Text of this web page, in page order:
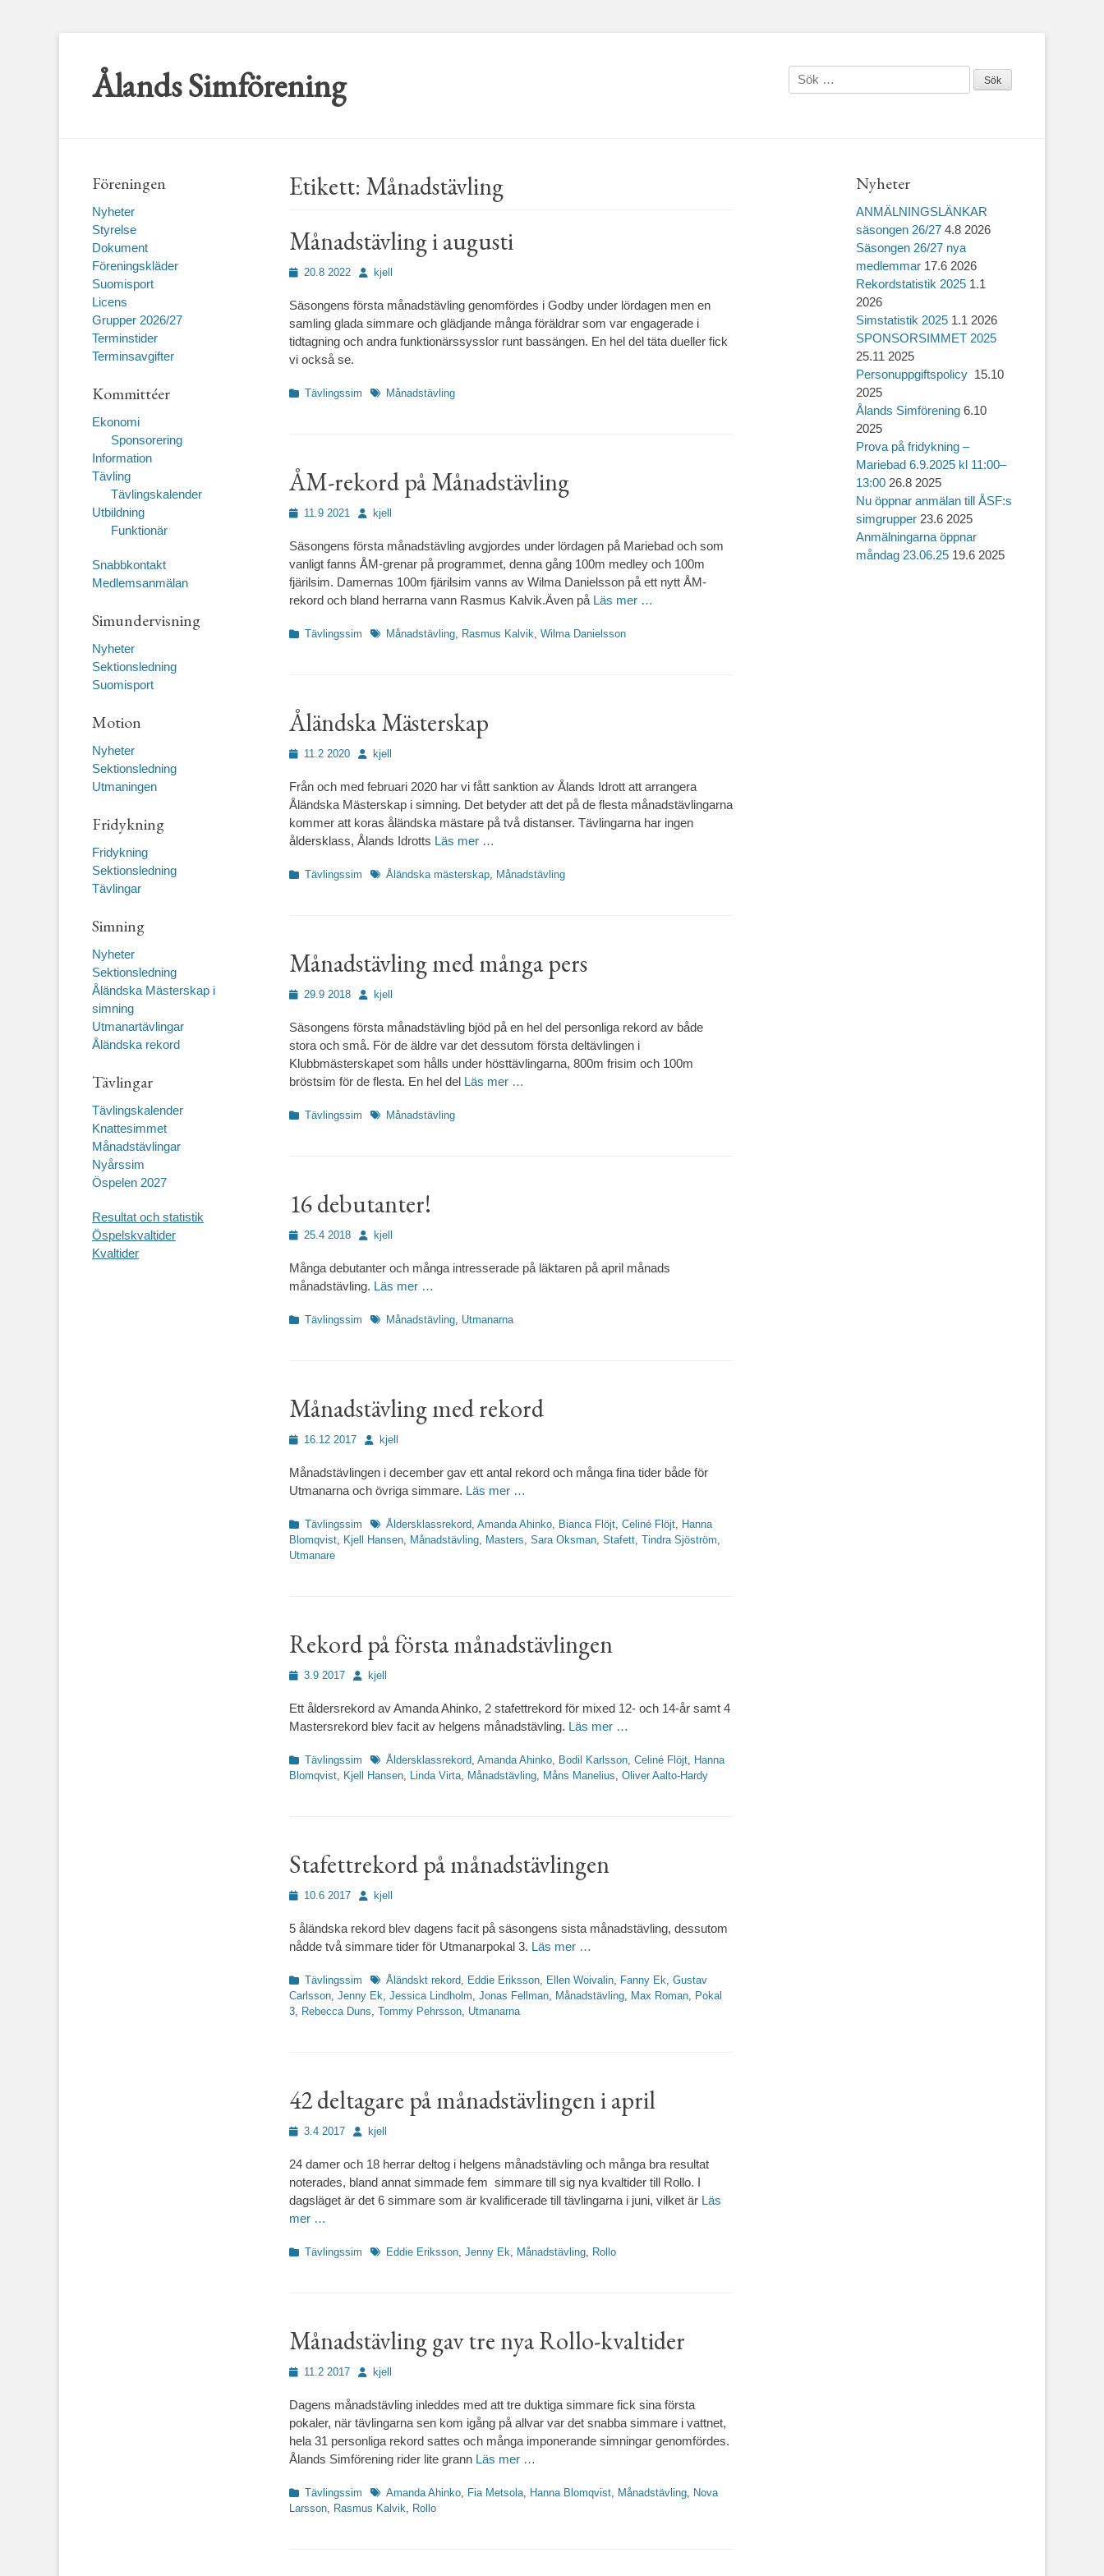
Ålands Simförening
Sök
efter:
Etikett: Månadstävling
Månadstävling i augusti
Publicerad
20.8 2022 Författare
kjell
Säsongens första månadstävling genomfördes i Godby under lördagen men en
samling glada simmare och glädjande många föräldrar som var engagerade i
tidtagning och andra funktionärssysslor runt bassängen. En hel del täta dueller fick
vi också se.
Kategorier
Tävlingssim Etiketter
Månadstävling
ÅM-rekord på Månadstävling
Publicerad
11.9 2021 Författare
kjell
Säsongens första månadstävling avgjordes under lördagen på Mariebad och som
vanligt fanns ÅM-grenar på programmet, denna gång 100m medley och 100m
fjärilsim. Damernas 100m fjärilsim vanns av Wilma Danielsson på ett nytt ÅM-
rekord och bland herrarna vann Rasmus Kalvik.Även på Läs mer …
Kategorier
Tävlingssim Etiketter
Månadstävling, Rasmus Kalvik, Wilma Danielsson
Åländska Mästerskap
Publicerad
11.2 2020 Författare
kjell
Från och med februari 2020 har vi fått sanktion av Ålands Idrott att arrangera
Åländska Mästerskap i simning. Det betyder att det på de flesta månadstävlingarna
kommer att koras åländska mästare på två distanser. Tävlingarna har ingen
åldersklass, Ålands Idrotts Läs mer …
Kategorier
Tävlingssim Etiketter
Åländska mästerskap, Månadstävling
Månadstävling med många pers
Publicerad
29.9 2018 Författare
kjell
Säsongens första månadstävling bjöd på en hel del personliga rekord av både
stora och små. För de äldre var det dessutom första deltävlingen i
Klubbmästerskapet som hålls under hösttävlingarna, 800m frisim och 100m
bröstsim för de flesta. En hel del Läs mer …
Kategorier
Tävlingssim Etiketter
Månadstävling
16 debutanter!
Publicerad
25.4 2018 Författare
kjell
Många debutanter och många intresserade på läktaren på april månads
månadstävling. Läs mer …
Kategorier
Tävlingssim Etiketter
Månadstävling, Utmanarna
Månadstävling med rekord
Publicerad
16.12 2017 Författare
kjell
Månadstävlingen i december gav ett antal rekord och många fina tider både för
Utmanarna och övriga simmare. Läs mer …
Kategorier
Tävlingssim Etiketter
Åldersklassrekord, Amanda Ahinko, Bianca Flöjt, Celiné Flöjt, Hanna
Blomqvist, Kjell Hansen, Månadstävling, Masters, Sara Oksman, Stafett, Tindra Sjöström,
Utmanare
Rekord på första månadstävlingen
Publicerad
3.9 2017 Författare
kjell
Ett åldersrekord av Amanda Ahinko, 2 stafettrekord för mixed 12- och 14-år samt 4
Mastersrekord blev facit av helgens månadstävling. Läs mer …
Kategorier
Tävlingssim Etiketter
Åldersklassrekord, Amanda Ahinko, Bodil Karlsson, Celiné Flöjt, Hanna
Blomqvist, Kjell Hansen, Linda Virta, Månadstävling, Måns Manelius, Oliver Aalto-Hardy
Stafettrekord på månadstävlingen
Publicerad
10.6 2017 Författare
kjell
5 åländska rekord blev dagens facit på säsongens sista månadstävling, dessutom
nådde två simmare tider för Utmanarpokal 3. Läs mer …
Kategorier
Tävlingssim Etiketter
Åländskt rekord, Eddie Eriksson, Ellen Woivalin, Fanny Ek, Gustav
Carlsson, Jenny Ek, Jessica Lindholm, Jonas Fellman, Månadstävling, Max Roman, Pokal
3, Rebecca Duns, Tommy Pehrsson, Utmanarna
42 deltagare på månadstävlingen i april
Publicerad
3.4 2017 Författare
kjell
24 damer och 18 herrar deltog i helgens månadstävling och många bra resultat
noterades, bland annat simmade fem simmare till sig nya kvaltider till Rollo. I
dagsläget är det 6 simmare som är kvalificerade till tävlingarna i juni, vilket är Läs
mer …
Kategorier
Tävlingssim Etiketter
Eddie Eriksson, Jenny Ek, Månadstävling, Rollo
Månadstävling gav tre nya Rollo-kvaltider
Publicerad
11.2 2017 Författare
kjell
Dagens månadstävling inleddes med att tre duktiga simmare fick sina första
pokaler, när tävlingarna sen kom igång på allvar var det snabba simmare i vattnet,
hela 31 personliga rekord sattes och många imponerande simningar genomfördes.
Ålands Simförening rider lite grann Läs mer …
Kategorier
Tävlingssim Etiketter
Amanda Ahinko, Fia Metsola, Hanna Blomqvist, Månadstävling, Nova
Larsson, Rasmus Kalvik, Rollo
Nyheter
ANMÄLNINGSLÄNKAR
säsongen 26/27 4.8 2026
Säsongen 26/27 nya
medlemmar 17.6 2026
Rekordstatistik 2025 1.1
2026
Simstatistik 2025 1.1 2026
SPONSORSIMMET 2025
25.11 2025
Personuppgiftspolicy 15.10
2025
Ålands Simförening 6.10
2025
Prova på fridykning –
Mariebad 6.9.2025 kl 11:00–
13:00 26.8 2025
Nu öppnar anmälan till ÅSF:s
simgrupper 23.6 2025
Anmälningarna öppnar
måndag 23.06.25 19.6 2025
Föreningen
Nyheter
Styrelse
Dokument
Föreningskläder
Suomisport
Licens
Grupper 2026/27
Terminstider
Terminsavgifter
Kommittéer
Ekonomi
Sponsorering
Information
Tävling
Tävlingskalender
Utbildning
Funktionär
Snabbkontakt
Medlemsanmälan
Simundervisning
Nyheter
Sektionsledning
Suomisport
Motion
Nyheter
Sektionsledning
Utmaningen
Fridykning
Fridykning
Sektionsledning
Tävlingar
Simning
Nyheter
Sektionsledning
Åländska Mästerskap i
simning
Utmanartävlingar
Åländska rekord
Tävlingar
Tävlingskalender
Knattesimmet
Månadstävlingar
Nyårssim
Öspelen 2027
Resultat och statistik
Öspelskvaltider
Kvaltider